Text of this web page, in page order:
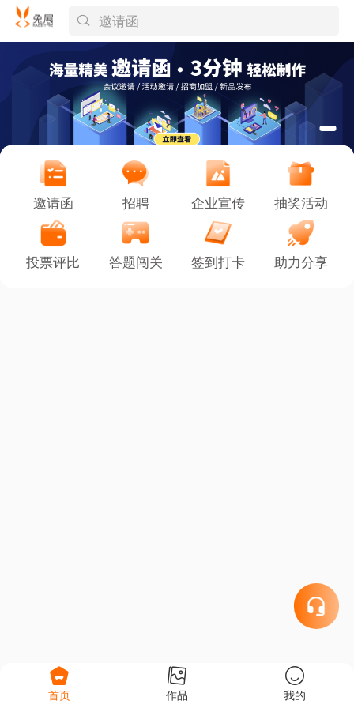
邀请函
邀请函 招聘 企业宣传 抽奖活动
投票评比 答题闯关 签到打卡 助力分享
首页 作品 我的